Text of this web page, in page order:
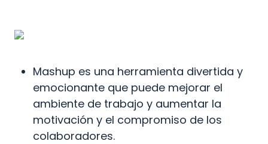
Mashup es una herramienta divertida y
emocionante que puede mejorar el
ambiente de trabajo y aumentar la
motivación y el compromiso de los
colaboradores.